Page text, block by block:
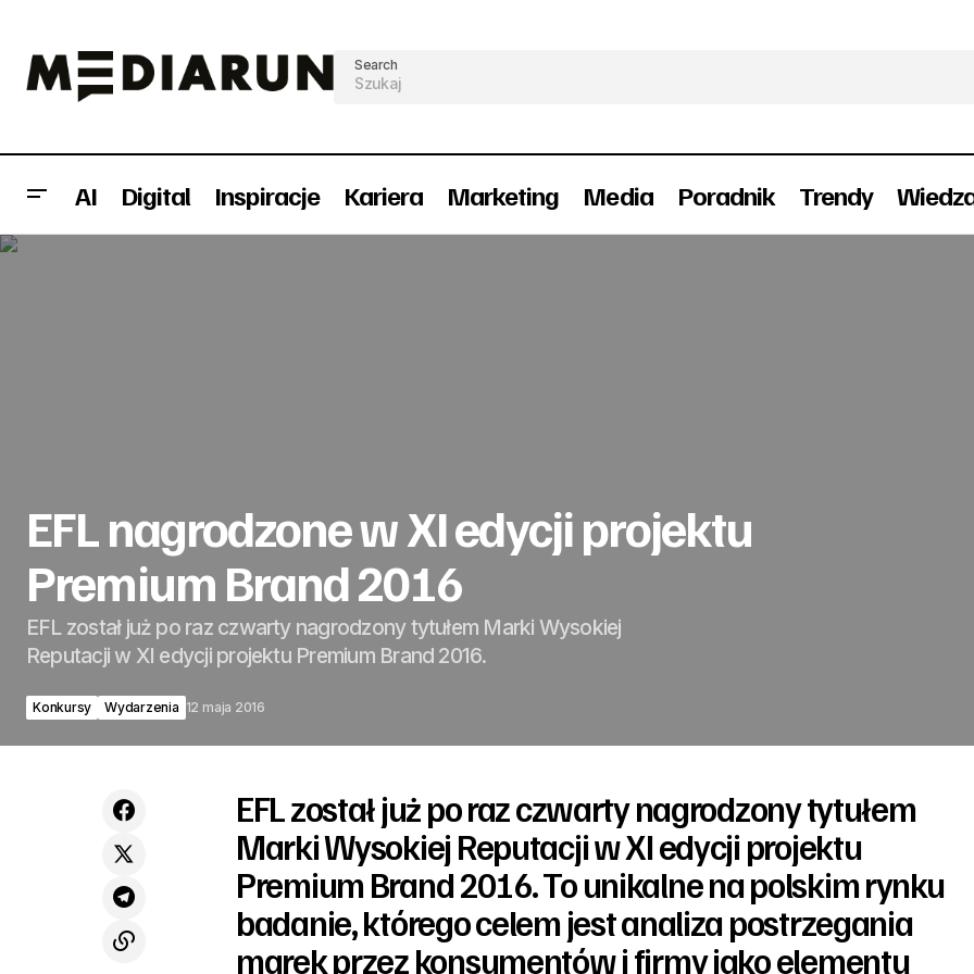
Search
AI Digital Inspiracje Kariera Marketing Media Poradnik Trendy
EFL nagrodzone w XI edycji projektu
Premium Brand 2016
EFL został już po raz czwarty nagrodzony tytułem Marki Wysokiej
Reputacji w XI edycji projektu Premium Brand 2016.
Konkursy Wydarzenia 12 maja 2016
EFL został już po raz czwarty nagrodzony tytułem
Marki Wysokiej Reputacji w XI edycji projektu
Premium Brand 2016. To unikalne na polskim rynku
badanie, którego celem jest analiza postrzegania
marek przez konsumentów i firmy jako elementu